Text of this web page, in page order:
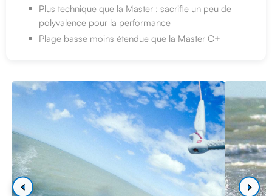
Plus technique que la Master : sacrifie un peu de
polyvalence pour la performance
Plage basse moins étendue que la Master C+